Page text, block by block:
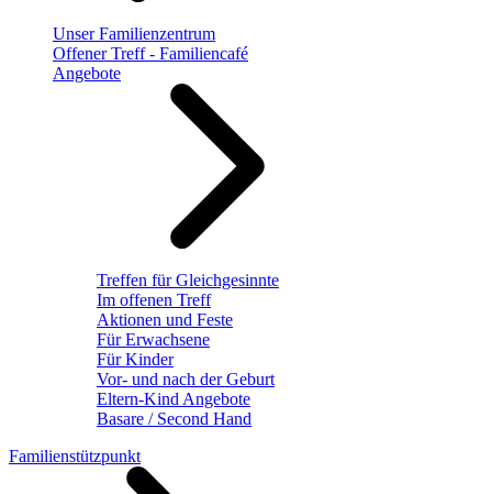
Unser Familienzentrum
Offener Treff - Familiencafé
Angebote
Treffen für Gleichgesinnte
Im offenen Treff
Aktionen und Feste
Für Erwachsene
Für Kinder
Vor- und nach der Geburt
Eltern-Kind Angebote
Basare / Second Hand
Familienstützpunkt